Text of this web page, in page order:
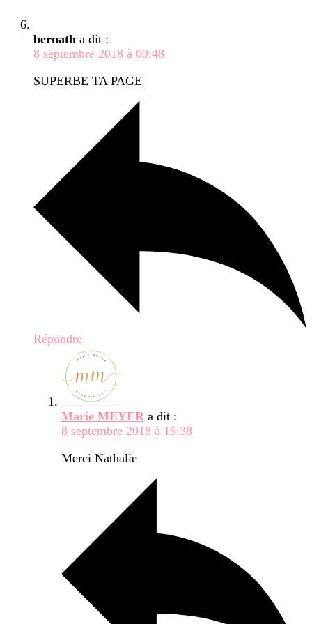
bernath a dit :
8 septembre 2018 à 09:48
SUPERBE TA PAGE
Répondre
Marie MEYER a dit :
8 septembre 2018 à 15:38
Merci Nathalie